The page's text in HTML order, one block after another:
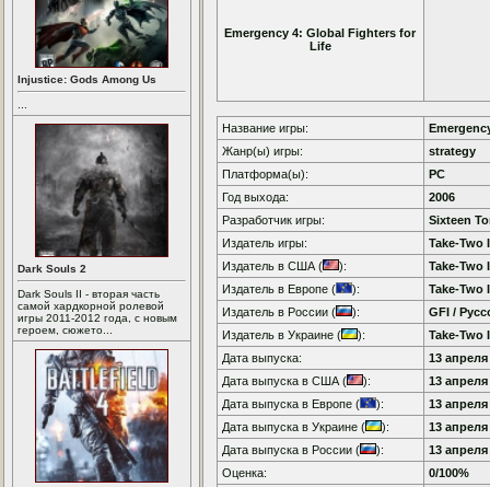
Injustice: Gods Among Us
Dark Souls 2
Dark Souls II - вторая часть
самой хардкорной ролевой
игры 2011-2012 года, с новым
героем, сюжето...
Emergency 4: Global Fighters for
Life
Название игры:
Жанр(ы) игры:
strategy
Платформа(ы):
PC
Год выхода:
2006
Разработчик игры:
Sixteen
Издатель игры:
Take-Two
Издатель в США (
):
Take-Two
Издатель в Европе (
):
Take-Two
Издатель в России (
):
GFI /
Издатель в Украине (
):
Take-Two
Дата выпуска:
13 апреля
Дата выпуска в США (
):
13 апреля
Дата выпуска в Европе (
):
13 апреля
Дата выпуска в Украине (
):
13 апреля
Дата выпуска в России (
):
13 апреля
Оценка:
0/100%